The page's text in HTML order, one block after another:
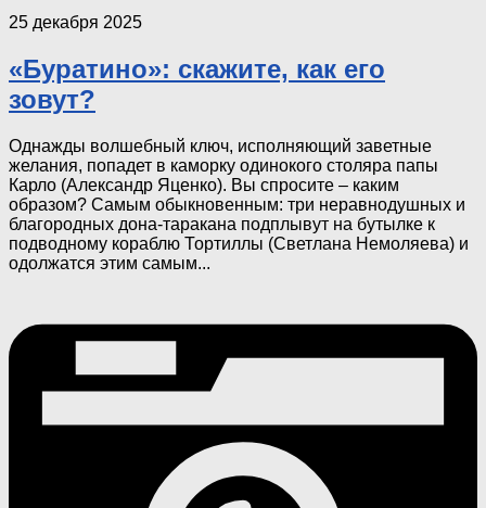
25 декабря 2025
«Буратино»: скажите, как его
зовут?
Однажды волшебный ключ, исполняющий заветные
желания, попадет в каморку одинокого столяра папы
Карло (Александр Яценко). Вы спросите – каким
образом? Самым обыкновенным: три неравнодушных и
благородных дона-таракана подплывут на бутылке к
подводному кораблю Тортиллы (Светлана Немоляева) и
одолжатся этим самым...